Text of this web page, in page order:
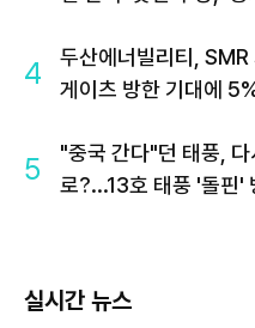
4
두산에너빌리티, SMR
게이츠 방한 기대에
5
"중국 간다"던 태풍, 다
로?...13호 태풍 '돌핀'
실시간 뉴스